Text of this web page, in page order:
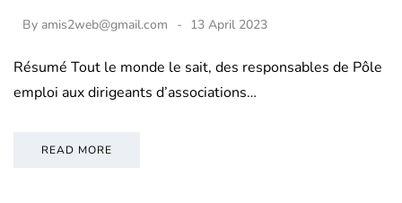
By amis2web@gmail.com 13 April 2023
Résumé Tout le monde le sait, des responsables de Pôle
emploi aux dirigeants d’associations…
READ MORE